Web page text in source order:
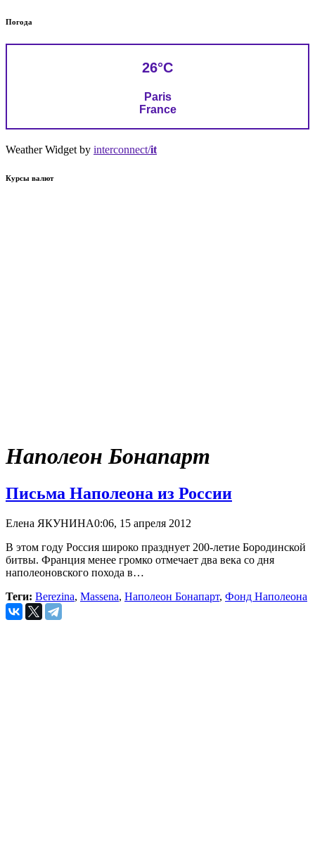
Погода
26°C
Paris
France
Weather Widget by interconnect/it
Курсы валют
Наполеон Бонапарт
Письма Наполеона из России
Елена ЯКУНИНА0:06, 15 апреля 2012
В этом году Россия широко празднует 200-летие Бородинской
битвы. Франция менее громко отмечает два века со дня
наполеоновского похода в…
Теги: Berezina, Massena, Наполеон Бонапарт, Фонд Наполеона